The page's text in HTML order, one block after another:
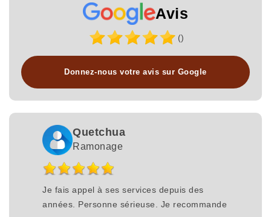
Avis
()
Donnez-nous votre avis sur Google
Quetchua
Ramonage
Je fais appel à ses services depuis des
années. Personne sérieuse. Je recommande